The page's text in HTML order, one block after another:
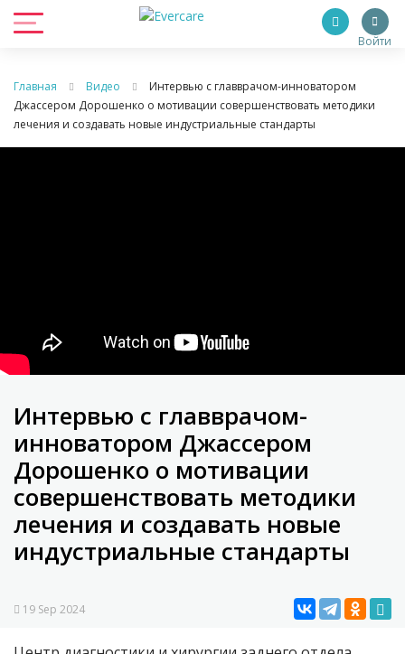
Войти
Главная Видео
Интервью с главврачом-инноватором
Джассером Дорошенко о мотивации совершенствовать методики
лечения и создавать новые индустриальные стандарты
Интервью с главврачом-
инноватором Джассером
Дорошенко о мотивации
совершенствовать методики
лечения и создавать новые
индустриальные стандарты
19 Sep 2024